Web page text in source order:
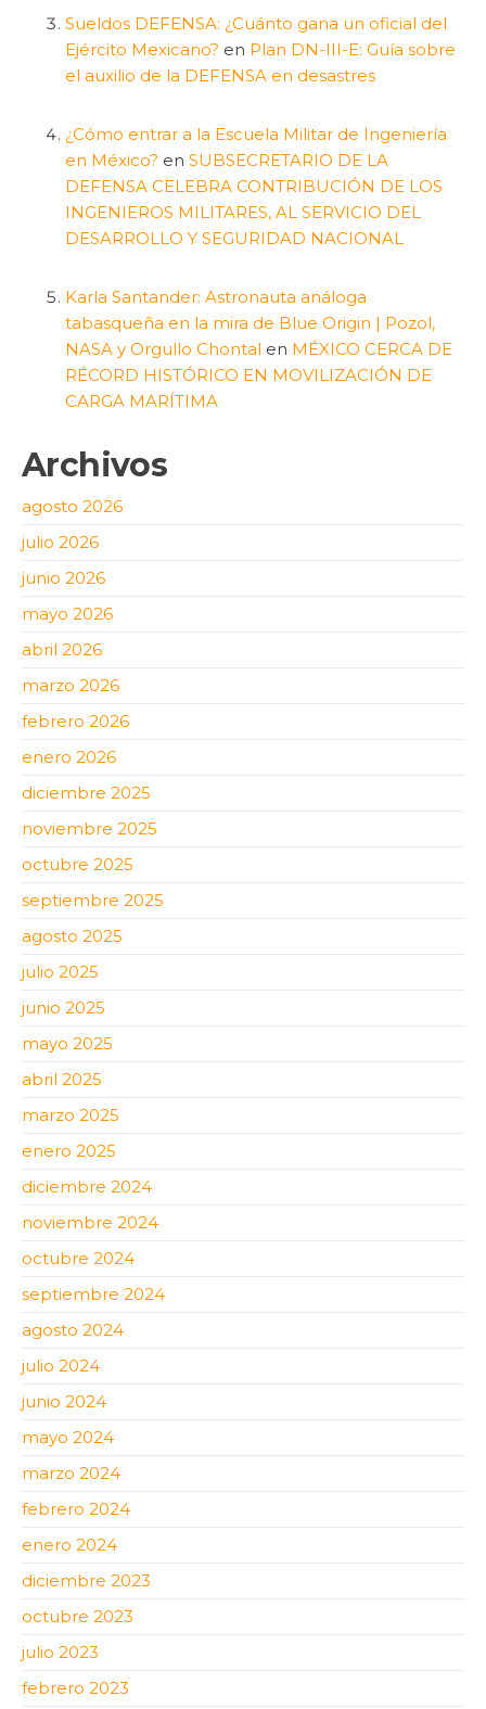
Sueldos DEFENSA: ¿Cuánto gana un oficial del
Ejército Mexicano? en Plan DN-III-E: Guía sobre
el auxilio de la DEFENSA en desastres
¿Cómo entrar a la Escuela Militar de Ingeniería
en México? en SUBSECRETARIO DE LA
DEFENSA CELEBRA CONTRIBUCIÓN DE LOS
INGENIEROS MILITARES, AL SERVICIO DEL
DESARROLLO Y SEGURIDAD NACIONAL
Karla Santander: Astronauta análoga
tabasqueña en la mira de Blue Origin | Pozol,
NASA y Orgullo Chontal en MÉXICO CERCA DE
RÉCORD HISTÓRICO EN MOVILIZACIÓN DE
CARGA MARÍTIMA
Archivos
agosto 2026
julio 2026
junio 2026
mayo 2026
abril 2026
marzo 2026
febrero 2026
enero 2026
diciembre 2025
noviembre 2025
octubre 2025
septiembre 2025
agosto 2025
julio 2025
junio 2025
mayo 2025
abril 2025
marzo 2025
enero 2025
diciembre 2024
noviembre 2024
octubre 2024
septiembre 2024
agosto 2024
julio 2024
junio 2024
mayo 2024
marzo 2024
febrero 2024
enero 2024
diciembre 2023
octubre 2023
julio 2023
febrero 2023